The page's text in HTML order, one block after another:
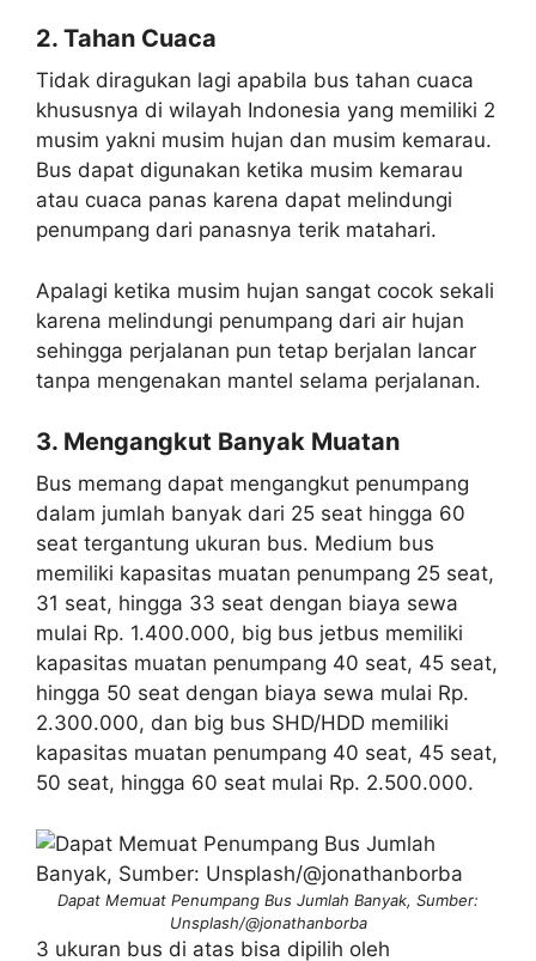
2. Tahan Cuaca
Tidak diragukan lagi apabila bus tahan cuaca
khususnya di wilayah Indonesia yang memiliki 2
musim yakni musim hujan dan musim kemarau.
Bus dapat digunakan ketika musim kemarau
atau cuaca panas karena dapat melindungi
penumpang dari panasnya terik matahari.
Apalagi ketika musim hujan sangat cocok sekali
karena melindungi penumpang dari air hujan
sehingga perjalanan pun tetap berjalan lancar
tanpa mengenakan mantel selama perjalanan.
3. Mengangkut Banyak Muatan
Bus memang dapat mengangkut penumpang
dalam jumlah banyak dari 25 seat hingga 60
seat tergantung ukuran bus. Medium bus
memiliki kapasitas muatan penumpang 25 seat,
31 seat, hingga 33 seat dengan biaya sewa
mulai Rp. 1.400.000, big bus jetbus memiliki
kapasitas muatan penumpang 40 seat, 45 seat,
hingga 50 seat dengan biaya sewa mulai Rp.
2.300.000, dan big bus SHD/HDD memiliki
kapasitas muatan penumpang 40 seat, 45 seat,
50 seat, hingga 60 seat mulai Rp. 2.500.000.
Dapat Memuat Penumpang Bus Jumlah Banyak, Sumber:
Unsplash/@jonathanborba
3 ukuran bus di atas bisa dipilih oleh